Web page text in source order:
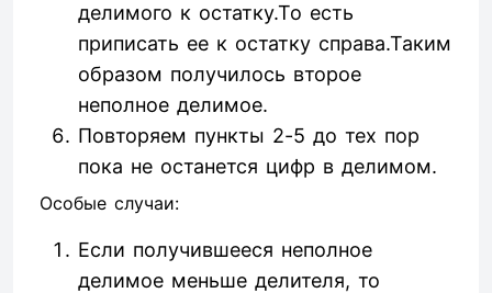
делимого к остатку.То есть
приписать ее к остатку справа.Таким
образом получилось второе
неполное делимое.
Повторяем пункты 2-5 до тех пор
пока не останется цифр в делимом.
Особые случаи:
Если получившееся неполное
делимое меньше делителя, то